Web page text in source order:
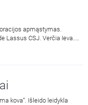
apmąstymas.
Lassus CSJ. Verčia Ieva
„Adoracija -
kova“. Išleido leidykla